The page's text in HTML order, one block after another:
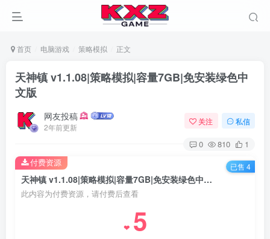
首页 电脑游戏 策略模拟 正文
天神镇 v1.1.08|策略模拟|容量7GB|免安装绿色中
文版
网友投稿
2年前更新
关注 私信
0 810 1
天神镇 v1.1.08|策略模拟|容量7GB|免安装绿色中文版
此内容为付费资源，请付费后查看
❤ 5
付费资源 已售 4